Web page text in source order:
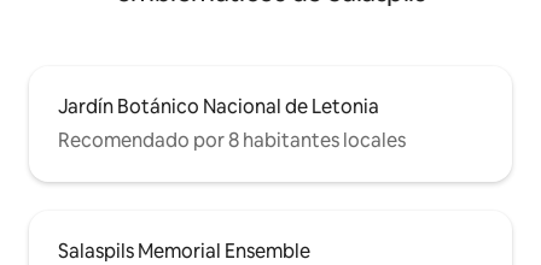
Jardín Botánico Nacional de Letonia
Recomendado por 8 habitantes locales
Salaspils Memorial Ensemble